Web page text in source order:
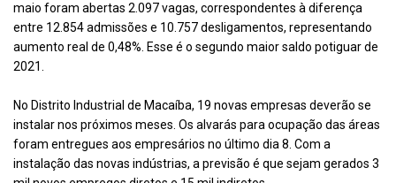
maio foram abertas 2.097 vagas, correspondentes à diferença
entre 12.854 admissões e 10.757 desligamentos, representando
aumento real de 0,48%. Esse é o segundo maior saldo potiguar de
2021.
No Distrito Industrial de Macaíba, 19 novas empresas deverão se
instalar nos próximos meses. Os alvarás para ocupação das áreas
foram entregues aos empresários no último dia 8. Com a
instalação das novas indústrias, a previsão é que sejam gerados 3